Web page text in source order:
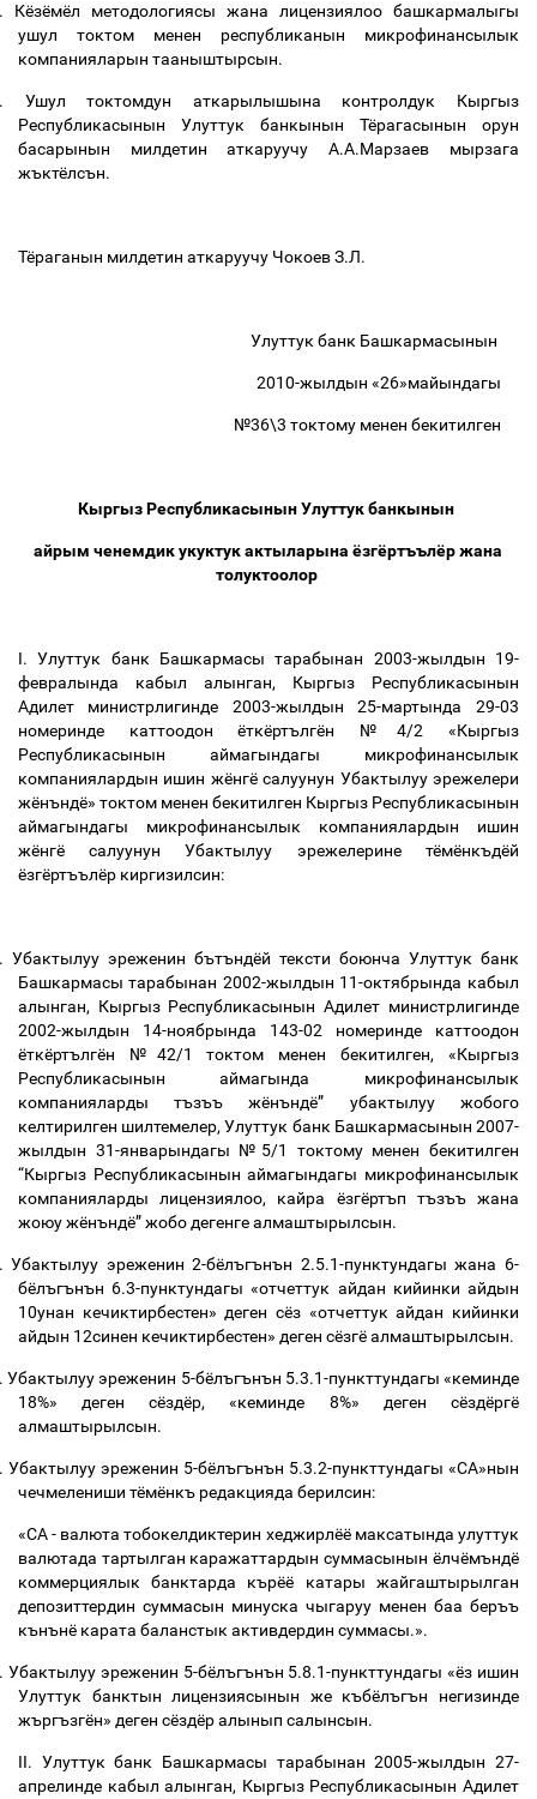
Кёзёмёл методологиясы жана лицензиялоо башкармалыгы
ушул токтом менен республиканын микрофинансылык
компанияларын тааныштырсын.
Ушул токтомдун аткарылышына контролдук Кыргыз
Республикасынын Улуттук банкынын Тёрагасынын орун
басарынын милдетин аткаруучу А.А.Марзаев мырзага
жъктёлсън.
Тёраганын милдетин аткаруучу Чокоев З.Л.
Улуттук банк Башкармасынын
2010-жылдын «26»майындагы
№36\3 токтому менен бекитилген
Кыргыз Республикасынын Улуттук банкынын
айрым ченемдик укуктук актыларына ёзгёртъълёр жана
толуктоолор
I. Улуттук банк Башкармасы тарабынан 2003-жылдын 19-
февралында кабыл алынган, Кыргыз Республикасынын
Адилет министрлигинде 2003-жылдын 25-мартында 29-03
номеринде каттоодон ёткёртългён №4/2 «Кыргыз
Республикасынын аймагындагы микрофинансылык
компаниялардын ишин жёнгё салуунун Убактылуу эрежелери
жёнъндё» токтом менен бекитилген Кыргыз Республикасынын
аймагындагы микрофинансылык компаниялардын ишин
жёнгё салуунун Убактылуу эрежелерине тёмёнкъдёй
ёзгёртъълёр киргизилсин:
Убактылуу эреженин бътъндёй тексти боюнча Улуттук банк
Башкармасы тарабынан 2002-жылдын 11-октябрында кабыл
алынган, Кыргыз Республикасынын Адилет министрлигинде
2002-жылдын 14-ноябрында 143-02 номеринде каттоодон
ёткёртългён №42/1 токтом менен бекитилген, «Кыргыз
Республикасынын аймагында микрофинансылык
компанияларды тъзъъ жёнъндё” убактылуу жобого
келтирилген шилтемелер, Улуттук банк Башкармасынын 2007-
жылдын 31-январындагы №5/1 токтому менен бекитилген
“Кыргыз Республикасынын аймагындагы микрофинансылык
компанияларды лицензиялоо, кайра ёзгёртъп тъзъъ жана
жоюу жёнъндё” жобо дегенге алмаштырылсын.
Убактылуу эреженин 2-бёлъгънън 2.5.1-пунктундагы жана 6-
бёлъгънън 6.3-пунктундагы «отчеттук айдан кийинки айдын
10унан кечиктирбестен» деген сёз «отчеттук айдан кийинки
айдын 12синен кечиктирбестен» деген сёзгё алмаштырылсын.
Убактылуу эреженин 5-бёлъгънън 5.3.1-пункттундагы «кеминде
18%» деген сёздёр, «кеминде 8%» деген сёздёргё
алмаштырылсын.
Убактылуу эреженин 5-бёлъгънън 5.3.2-пункттундагы «СА»нын
чечмелениши тёмёнкъ редакцияда берилсин:
«СА - валюта тобокелдиктерин хеджирлёё максатында улуттук
валютада тартылган каражаттардын суммасынын ёлчёмъндё
коммерциялык банктарда кърёё катары жайгаштырылган
депозиттердин суммасын минуска чыгаруу менен баа беръъ
кънънё карата баланстык активдердин суммасы.».
Убактылуу эреженин 5-бёлъгънън 5.8.1-пункттундагы «ёз ишин
Улуттук банктын лицензиясынын же къбёлъгън негизинде
жъргъзгён» деген сёздёр алынып салынсын.
II. Улуттук банк Башкармасы тарабынан 2005-жылдын 27-
апрелинде кабыл алынган, Кыргыз Республикасынын Адилет